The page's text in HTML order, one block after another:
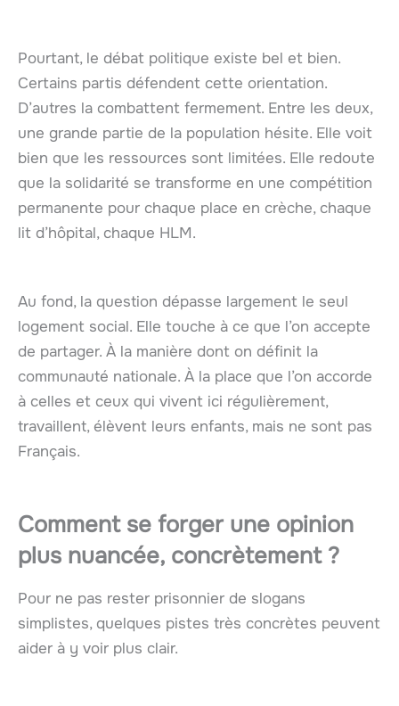
Pourtant, le débat politique existe bel et bien.
Certains partis défendent cette orientation.
D’autres la combattent fermement. Entre les deux,
une grande partie de la population hésite. Elle voit
bien que les ressources sont limitées. Elle redoute
que la solidarité se transforme en une compétition
permanente pour chaque place en crèche, chaque
lit d’hôpital, chaque HLM.
Au fond, la question dépasse largement le seul
logement social. Elle touche à ce que l’on accepte
de partager. À la manière dont on définit la
communauté nationale. À la place que l’on accorde
à celles et ceux qui vivent ici régulièrement,
travaillent, élèvent leurs enfants, mais ne sont pas
Français.
Comment se forger une opinion
plus nuancée, concrètement ?
Pour ne pas rester prisonnier de slogans
simplistes, quelques pistes très concrètes peuvent
aider à y voir plus clair.